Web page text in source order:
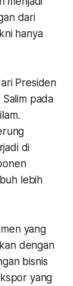
dari
hanya
Presiden
pada
di
lebih
yang
dengan
bisnis
yang